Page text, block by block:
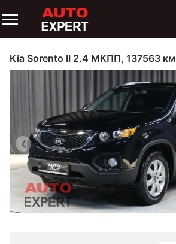
Kia Sorento II 2.4 МКПП, 137563 км